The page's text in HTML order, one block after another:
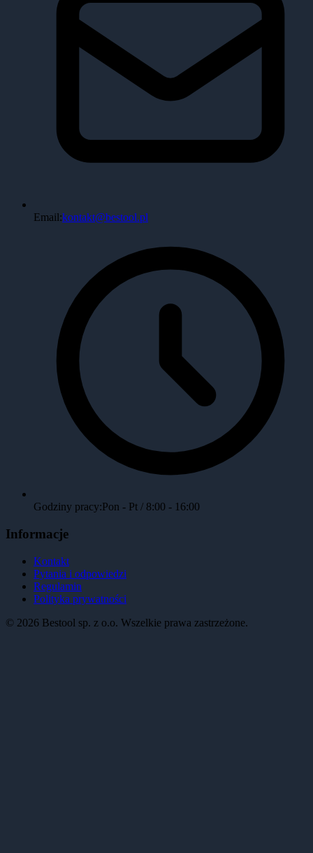
Email:kontakt@bestool.pl
Godziny pracy:Pon - Pt / 8:00 - 16:00
Informacje
Kontakt
Pytania i odpowiedzi
Regulamin
Polityka prywatności
© 2026 Bestool sp. z o.o. Wszelkie prawa zastrzeżone.